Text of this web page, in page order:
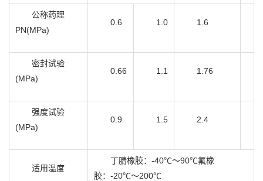
公称药理
PN(MPa)
0.6 1.0 1.6
密封试验
(MPa)
0.66 1.1 1.76
强度试验
(MPa)
0.9 1.5 2.4
适用温度
丁腈橡胶：-40℃～90℃氟橡
胶：-20℃～200℃